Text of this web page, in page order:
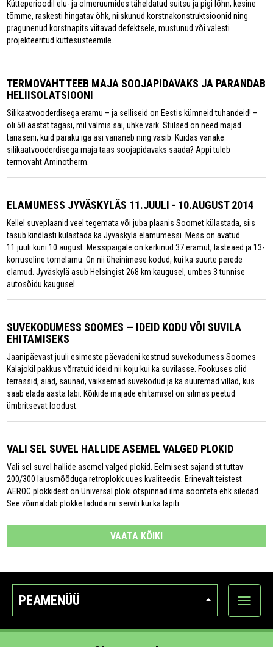
Kütteperioodil elu- ja olmeruumides täheldatud suitsu ja pigi lõhn, kesine
tõmme, raskesti hingatav õhk, niiskunud korstnakonstruktsioonid ning
pragunenud korstnapits viitavad defektsele, mustunud või valesti
projekteeritud küttesüsteemile.
TERMOVAHT TEEB MAJA SOOJAPIDAVAKS JA PARANDAB
HELIISOLATSIOONI
Silikaatvooderdisega eramu – ja selliseid on Eestis kümneid tuhandeid! –
oli 50 aastat tagasi, mil valmis sai, uhke värk. Stiilsed on need majad
tänaseni, kuid paraku iga asi vananeb ning väsib. Kuidas vanake
silikaatvooderdisega maja taas soojapidavaks saada? Appi tuleb
termovaht Aminotherm.
ELAMUMESS JYVÄSKYLÄS 11.JUULI - 10.AUGUST 2014
Kellel suveplaanid veel tegemata või juba plaanis Soomet külastada, siis
tasub kindlasti külastada ka Jyväskylä elamumessi. Mess on avatud
11.juuli kuni 10.august. Messipaigale on kerkinud 37 eramut, lasteaed ja 13-
korruseline tornelamu. On nii üheinimese kodud, kui ka suurte perede
elamud. Jyväskylä asub Helsingist 268 km kaugusel, umbes 3 tunnise
autosõidu kaugusel.
SUVEKODUMESS SOOMES — IDEID KODU VÕI SUVILA
EHITAMISEKS
Jaanipäevast juuli esimeste päevadeni kestnud suvekodumess Soomes
Kalajokil pakkus võrratuid ideid nii koju kui ka suvilasse. Fookuses olid
terrassid, aiad, saunad, väiksemad suvekodud ja ka suuremad villad, kus
saab elada aasta läbi. Kõikide majade ehitamisel on silmas peetud
ümbritsevat loodust.
VALI SEL SUVEL HALLIDE ASEMEL VALGED PLOKID
Vali sel suvel hallide asemel valged plokid. Eelmisest sajandist tuttav
200/300 laiusmõõduga retroplokk uues kvaliteedis. Erinevalt teistest
AEROC plokkidest on Universal ploki otspinnad ilma soonteta ehk siledad.
See võimaldab plokke laduda nii serviti kui ka lapiti.
VAATA KÕIKI
PEAMENÜÜ
Ava